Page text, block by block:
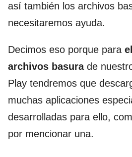
así también los archivos
necesitaremos ayuda.
Decimos eso porque para
archivos basurade
Play tendremos que
muchas aplicaciones
desarrolladas para ello,
por mencionar una.